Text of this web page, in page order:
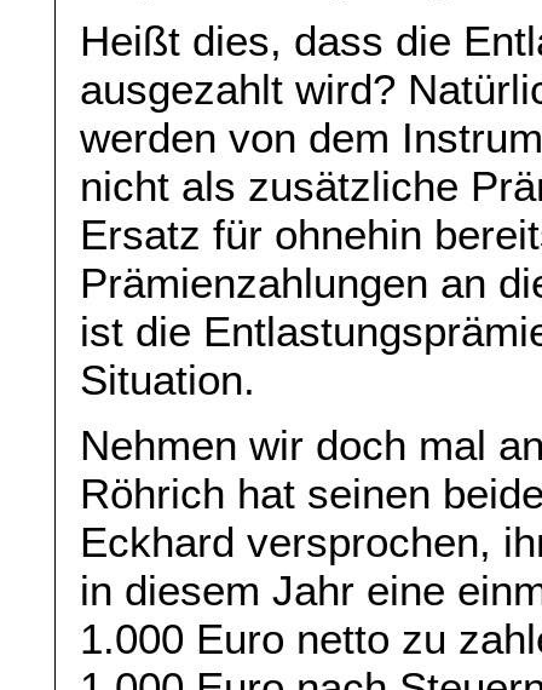
Heißt dies, dass die
ausgezahlt wird?
werden von dem
nicht als zusätzliche
Ersatz für ohnehin
Prämienzahlungen an
ist die
Situation.
Nehmen wir doch mal
Röhrich hat seinen
Eckhard versprochen,
in diesem Jahr eine
1.000 Euro netto zu